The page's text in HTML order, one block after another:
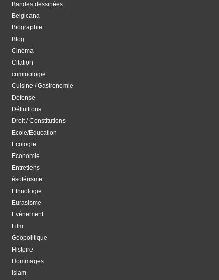
Bandes dessinées
Belgicana
Biographie
Blog
Cinéma
Citation
criminologie
Cuisine / Gastronomie
Défense
Définitions
Droit / Constitutions
Ecole/Education
Ecologie
Economie
Entretiens
ésotérisme
Ethnologie
Eurasisme
Evénement
Film
Géopolitique
Histoire
Hommages
Islam